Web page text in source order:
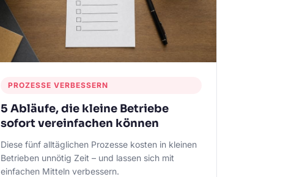
PROZESSE VERBESSERN
5 Abläufe, die kleine Betriebe
sofort vereinfachen können
Diese fünf alltäglichen Prozesse kosten in kleinen
Betrieben unnötig Zeit – und lassen sich mit
einfachen Mitteln verbessern.